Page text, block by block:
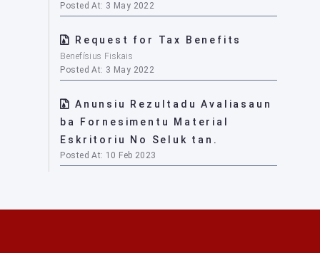
Posted At: 3 May 2022
Request for Tax Benefits
Benefísius Fiskais
Posted At: 3 May 2022
Anunsiu Rezultadu Avaliasaun
ba Fornesimentu Material
Eskritoriu No Seluk tan.
Posted At: 10 Feb 2023